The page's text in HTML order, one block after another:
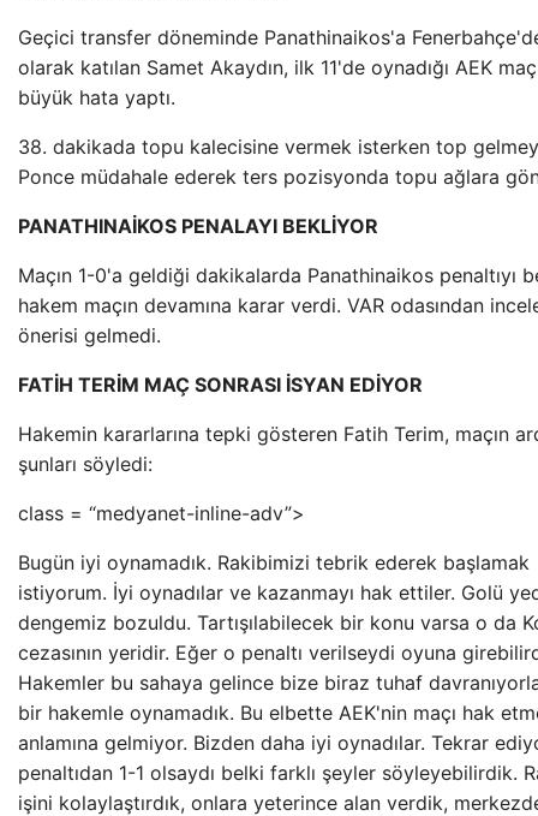
Geçici transfer döneminde Panathinaikos'a
olarak katılan Samet Akaydın, ilk 11'de oynadığı AEK
büyük hata yaptı.
38. dakikada topu kalecisine vermek isterken top
Ponce müdahale ederek ters pozisyonda topu ağlara
PANATHINAİKOS PENALAYI BEKLİYOR
Maçın 1-0'a geldiği dakikalarda Panathinaikos penaltıyı
hakem maçın devamına karar verdi. VAR odasından
önerisi gelmedi.
FATİH TERİM MAÇ SONRASI İSYAN EDİYOR
Hakemin kararlarına tepki gösteren Fatih Terim, maçın
şunları söyledi:
class = “medyanet-inline-adv”>
Bugün iyi oynamadık. Rakibimizi tebrik ederek başlamak
istiyorum. İyi oynadılar ve kazanmayı hak ettiler. Golü
dengemiz bozuldu. Tartışılabilecek bir konu varsa o da
cezasının yeridir. Eğer o penaltı verilseydi oyuna
Hakemler bu sahaya gelince bize biraz tuhaf
bir hakemle oynamadık. Bu elbette AEK'nin maçı hak
anlamına gelmiyor. Bizden daha iyi oynadılar. Tekrar
penaltıdan 1-1 olsaydı belki farklı şeyler söyleyebilirdik.
işini kolaylaştırdık, onlara yeterince alan verdik,